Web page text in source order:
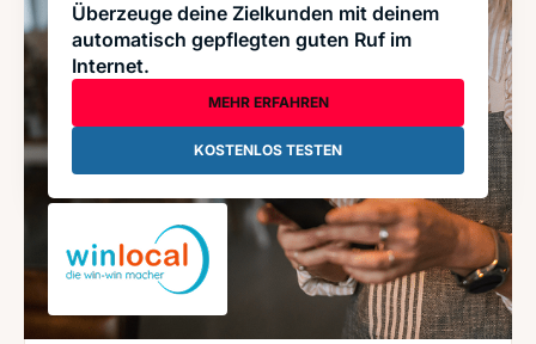
Überzeuge deine Zielkunden mit deinem
automatisch gepflegten guten Ruf im
Internet.
MEHR ERFAHREN
KOSTENLOS TESTEN